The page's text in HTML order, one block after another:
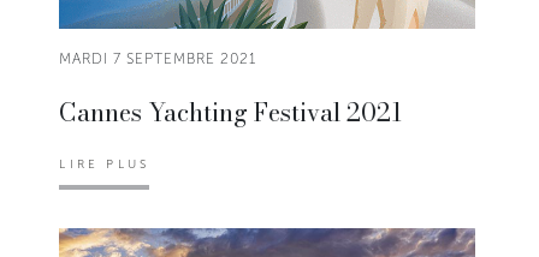
MARDI 7 SEPTEMBRE 2021
Cannes Yachting Festival 2021
LIRE PLUS